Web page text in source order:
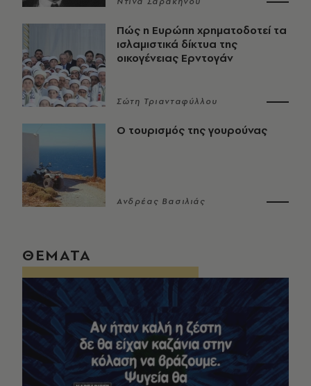
Πώς η Ευρώπη χρηματοδοτεί τα
ισλαμιστικά δίκτυα της
οικογένειας Ερντογάν
Σώτη Τριανταφύλλου
Ο τουρισμός της γουρούνας
Ανδρέας Βασιλιάς
ΘΕΜΑΤΑ